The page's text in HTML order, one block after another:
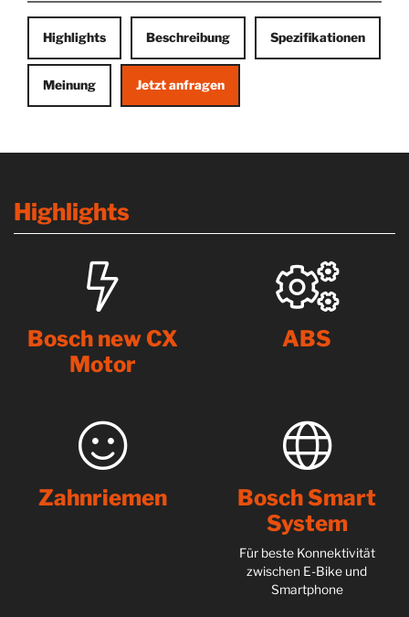
Highlights Beschreibung Spezifikationen
Meinung Jetzt anfragen
Highlights
Bosch new CX
Motor
ABS
Zahnriemen
Bosch Smart
System
Für beste Konnektivität
zwischen E-Bike und
Smartphone